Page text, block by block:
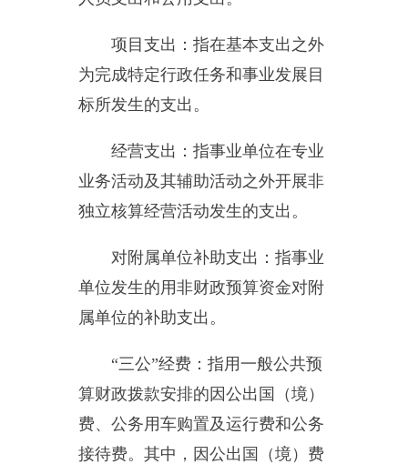
行政运行。201（类）31（款）
99（项）：其他党委办公厅（室）
及相关机构事务支出。
附件1：新疆乌恰县党校.XLS
附件2：2015年部门决算公开
三公经费表.xls
分享：
主办：新疆乌恰县人民政府办公室
地 址：新疆克州乌恰县光明路1号联系电话：0908-4621030